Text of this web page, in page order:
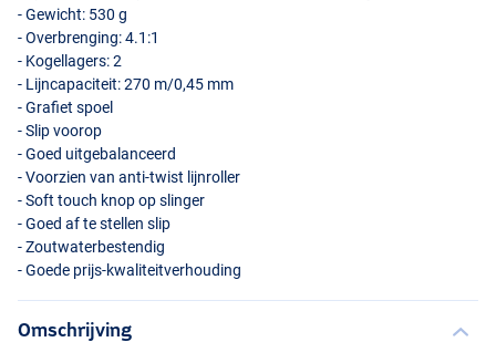
- Gewicht: 530 g
- Overbrenging: 4.1:1
- Kogellagers: 2
- Lijncapaciteit: 270 m/0,45 mm
- Grafiet spoel
- Slip voorop
- Goed uitgebalanceerd
- Voorzien van anti-twist lijnroller
- Soft touch knop op slinger
- Goed af te stellen slip
- Zoutwaterbestendig
- Goede prijs-kwaliteitverhouding
Omschrijving